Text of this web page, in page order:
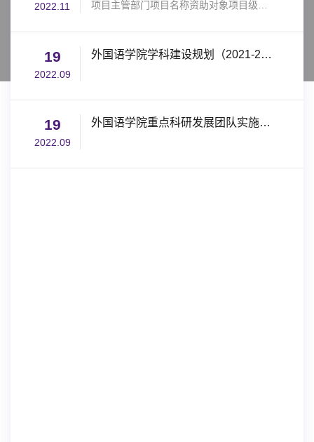
2022.11
19
2022.09
外国语学院学科建设规划（2021-2025）
19
2022.09
外国语学院重点科研发展团队实施方案（试行）